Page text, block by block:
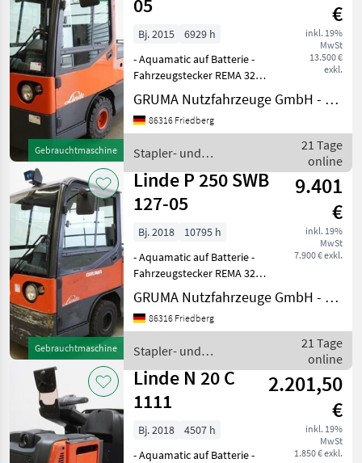
Gebrauchtmaschine
05
€
inkl. 19%
MwSt
13.500 €
exkl.
Bj. 2015
6929 h
- Aquamatic auf Batterie -
Fahrzeugstecker REMA 320A
- vertikaler Batteriewechsel
- Spannungswandler -
Vollkabine - Bauhöhe durch
mm - Heizung
GRUMA Nutzfahrzeuge GmbH - Staplertechnik
86316 Friedberg
Stapler- und
Lagertechnik / Linde
21 Tage
online
Gebrauchtmaschine
Linde P 250 SWB
127-05
9.401
€
inkl. 19%
MwSt
7.900 € exkl.
Bj. 2018
10795 h
- Aquamatic auf Batterie -
Fahrzeugstecker REMA 320A
- vertikaler Batteriewechsel
- Vollkabine - Bauhöhe
durch Fahrerschutzdach:
Beleuchtungsanla
GRUMA Nutzfahrzeuge GmbH - Staplertechnik
86316 Friedberg
Stapler- und
Lagertechnik / Linde
21 Tage
online
Linde N 20 C
1111
2.201,50
€
inkl. 19%
MwSt
1.850 € exkl.
Bj. 2018
4507 h
- Aquamatic auf Batterie -